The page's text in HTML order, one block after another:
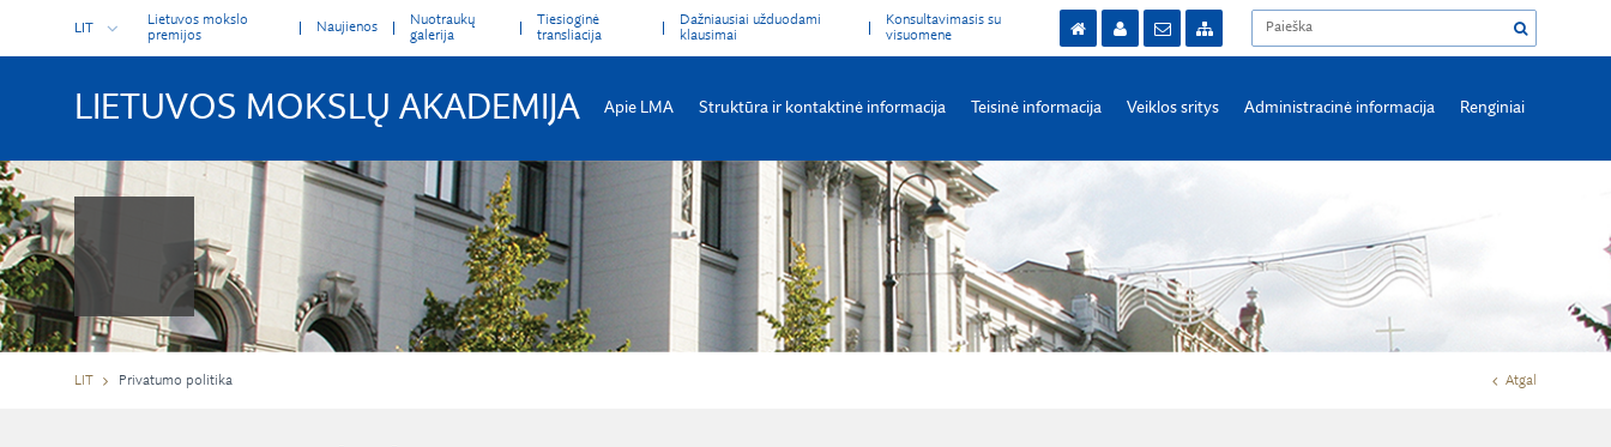
LIETUVOS MOKSLŲ AKADEMIJA
LIT
Lietuvos mokslo
premijos
Naujienos
Nuotraukų
galerija
Tiesioginė
transliacija
Dažniausiai užduodami
klausimai
Konsultavimasis su
visuomene
Apie LMA Struktūra ir kontaktinė informacija Teisinė informacija Veiklos sritys Administracinė informacija Renginiai
LIT Privatumo politika Atgal